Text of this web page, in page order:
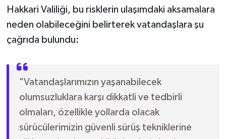
Hakkari Valiliği, bu risklerin ulaşımdaki aksamalara
neden olabileceğini belirterek vatandaşlara şu
çağrıda bulundu:
"Vatandaşlarımızın yaşanabilecek
olumsuzluklara karşı dikkatli ve tedbirli
olmaları, özellikle yollarda olacak
sürücülerimizin güvenli sürüş tekniklerine